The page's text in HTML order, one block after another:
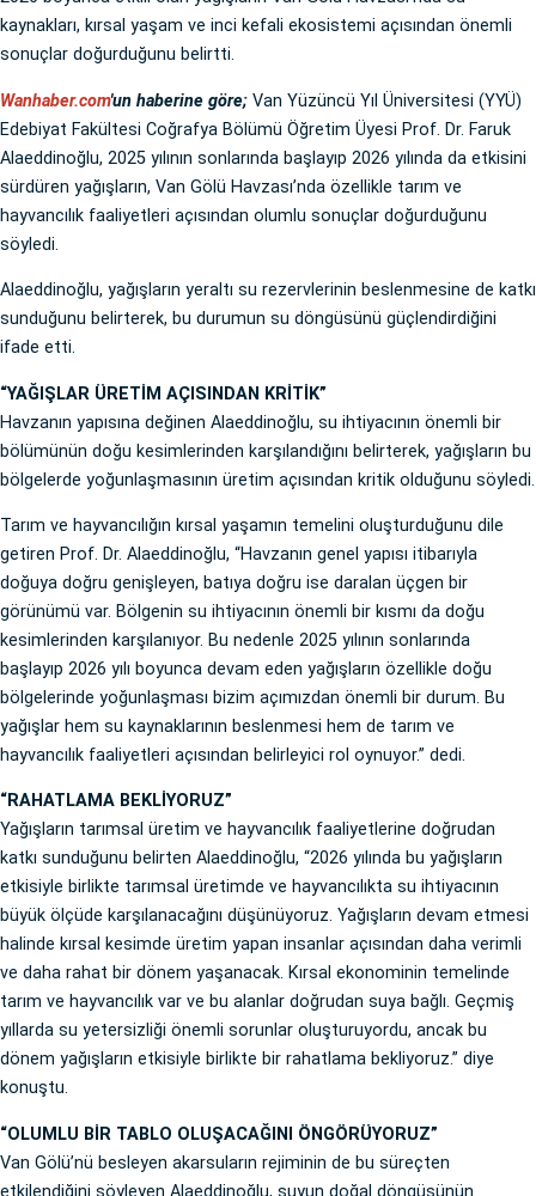
kaynakları, kırsal yaşam ve inci kefali ekosistemi açısından önemli
sonuçlar doğurduğunu belirtti.
Wanhaber.com'un haberine göre; Van Yüzüncü Yıl Üniversitesi (YYÜ)
Edebiyat Fakültesi Coğrafya Bölümü Öğretim Üyesi Prof. Dr. Faruk
Alaeddinoğlu, 2025 yılının sonlarında başlayıp 2026 yılında da etkisini
sürdüren yağışların, Van Gölü Havzası’nda özellikle tarım ve
hayvancılık faaliyetleri açısından olumlu sonuçlar doğurduğunu
söyledi.
Alaeddinoğlu, yağışların yeraltı su rezervlerinin beslenmesine de katkı
sunduğunu belirterek, bu durumun su döngüsünü güçlendirdiğini
ifade etti.
“YAĞIŞLAR ÜRETİM AÇISINDAN KRİTİK”
Havzanın yapısına değinen Alaeddinoğlu, su ihtiyacının önemli bir
bölümünün doğu kesimlerinden karşılandığını belirterek, yağışların bu
bölgelerde yoğunlaşmasının üretim açısından kritik olduğunu söyledi.
Tarım ve hayvancılığın kırsal yaşamın temelini oluşturduğunu dile
getiren Prof. Dr. Alaeddinoğlu, “Havzanın genel yapısı itibarıyla
doğuya doğru genişleyen, batıya doğru ise daralan üçgen bir
görünümü var. Bölgenin su ihtiyacının önemli bir kısmı da doğu
kesimlerinden karşılanıyor. Bu nedenle 2025 yılının sonlarında
başlayıp 2026 yılı boyunca devam eden yağışların özellikle doğu
bölgelerinde yoğunlaşması bizim açımızdan önemli bir durum. Bu
yağışlar hem su kaynaklarının beslenmesi hem de tarım ve
hayvancılık faaliyetleri açısından belirleyici rol oynuyor.” dedi.
“RAHATLAMA BEKLİYORUZ”
Yağışların tarımsal üretim ve hayvancılık faaliyetlerine doğrudan
katkı sunduğunu belirten Alaeddinoğlu, “2026 yılında bu yağışların
etkisiyle birlikte tarımsal üretimde ve hayvancılıkta su ihtiyacının
büyük ölçüde karşılanacağını düşünüyoruz. Yağışların devam etmesi
halinde kırsal kesimde üretim yapan insanlar açısından daha verimli
ve daha rahat bir dönem yaşanacak. Kırsal ekonominin temelinde
tarım ve hayvancılık var ve bu alanlar doğrudan suya bağlı. Geçmiş
yıllarda su yetersizliği önemli sorunlar oluşturuyordu, ancak bu
dönem yağışların etkisiyle birlikte bir rahatlama bekliyoruz.” diye
konuştu.
“OLUMLU BİR TABLO OLUŞACAĞINI ÖNGÖRÜYORUZ”
Van Gölü’nü besleyen akarsuların rejiminin de bu süreçten
etkilendiğini söyleyen Alaeddinoğlu, suyun doğal döngüsünün